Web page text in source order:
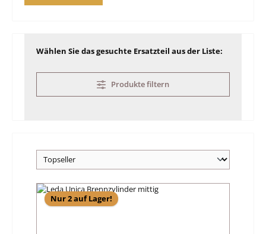
Wählen Sie das gesuchte Ersatzteil aus der Liste:
Produkte filtern
Nur 2 auf Lager!